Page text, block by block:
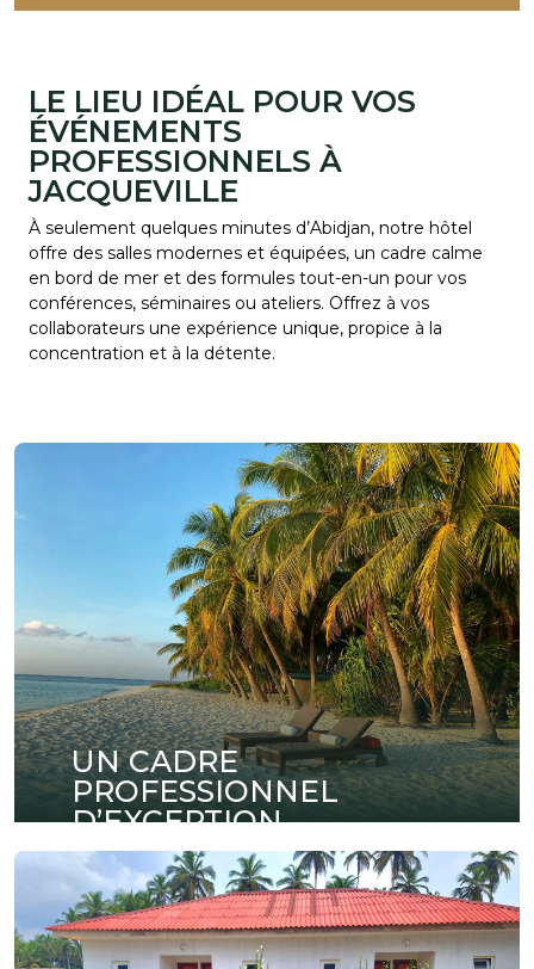
LE LIEU IDÉAL POUR VOS
ÉVÉNEMENTS
PROFESSIONNELS À
JACQUEVILLE
À seulement quelques minutes d’Abidjan, notre hôtel
offre des salles modernes et équipées, un cadre calme
en bord de mer et des formules tout-en-un pour vos
conférences, séminaires ou ateliers. Offrez à vos
collaborateurs une expérience unique, propice à la
concentration et à la détente.
UN CADRE
PROFESSIONNEL
D’EXCEPTION
Organisez vos réunions, séminaires et
conférences dans des espaces modernes
entièrement équipés et pensés pour la réussite
de vos événements professionnels.